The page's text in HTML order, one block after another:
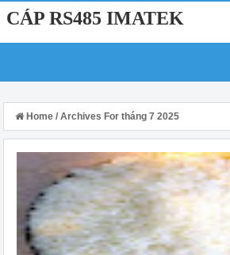
CÁP RS485 IMATEK
Home / Archives For tháng 7 2025